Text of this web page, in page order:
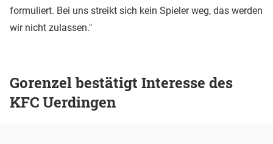
formuliert. Bei uns streikt sich kein Spieler weg, das werden
wir nicht zulassen."
Gorenzel bestätigt Interesse des
KFC Uerdingen